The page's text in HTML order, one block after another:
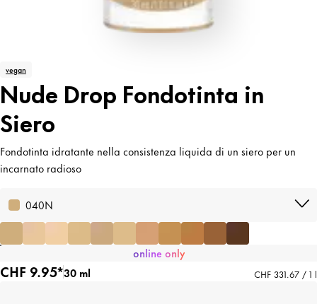
vegan
Nude Drop Fondotinta in
Siero
Fondotinta idratante nella consistenza liquida di un siero per un
incarnato radioso
040N
online only
CHF 9.95*30 ml CHF 331.67 / 1 l